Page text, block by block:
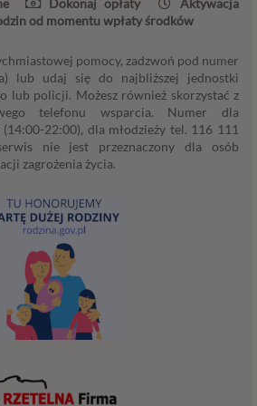
Dokonaj opłaty
Aktywacja
od momentu wpłaty środków
pomocy, zadzwoń pod numer
lub udaj się do najbliższej jednostki
lub policji. Możesz również skorzystać z
telefonu wsparcia. Numer dla
22:00), dla młodzieży tel. 116 111
nie jest przeznaczony dla osób
zagrożenia życia.
w związku z korzystaniem przez
celach marketingowych
działania analityczne i
marketingowe na podstawie Twojej
internetowych) w tym ich
cookies itp. instalowanych na
i odczytywanych z tych plików przez
Consulting (serwis Psychorada.pl)
możesz w łatwy sposób wyrazić tę
„Przejdź do serwisu” lub
opisanej wyżej zgody lub w
prosimy o kliknięcie w „Ustawienia
zgody jest dobrowolne. W
także edytować Twoje
udzielonej zgody, w tym nawet
przetwarzania w celach